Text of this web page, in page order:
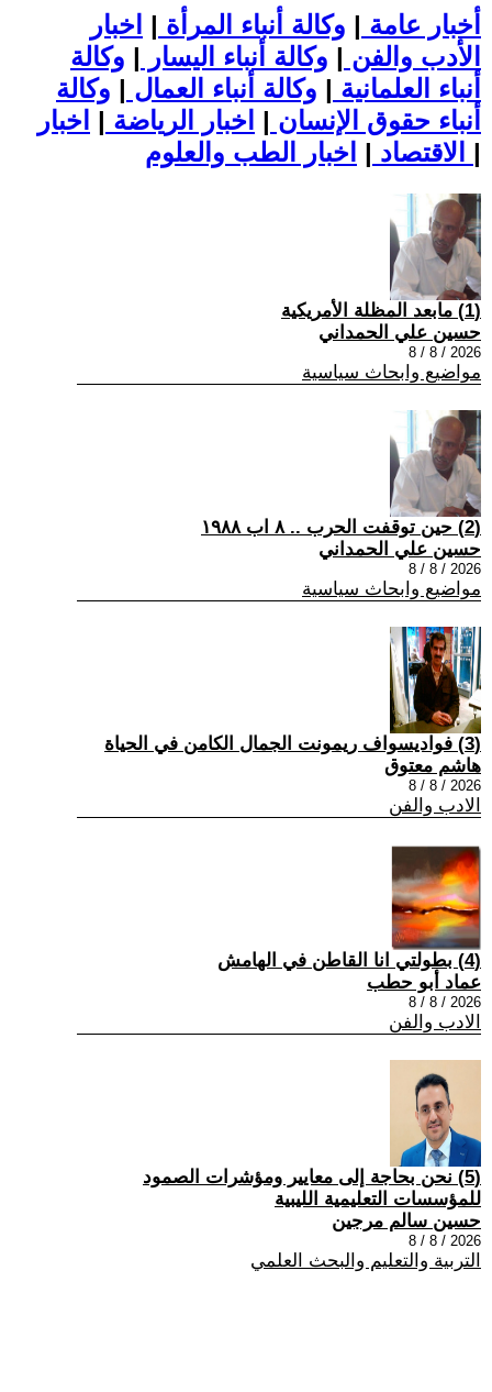
أخبار عامة | وكالة أنباء المرأة | اخبار
الأدب والفن | وكالة أنباء اليسار | وكالة
أنباء العلمانية | وكالة أنباء العمال | وكالة
أنباء حقوق الإنسان | اخبار الرياضة | اخبار
الاقتصاد | |
(1) مابعد المظلة الأمريكية
حسين علي الحمداني
2026 / 8 / 8
مواضيع وابحاث سياسية
(2) حين توقفت الحرب .. ٨ اب ١٩٨٨
حسين علي الحمداني
2026 / 8 / 8
مواضيع وابحاث سياسية
(3) فواديسواف ريمونت الجمال الكامن في الحياة
هاشم معتوق
2026 / 8 / 8
الادب والفن
(4) بطولتي انا القاطن في الهامش
عماد أبو حطب
2026 / 8 / 8
الادب والفن
(5) نحن بحاجة إلى معايير ومؤشرات الصمود
للمؤسسات التعليمية الليبية
حسين سالم مرجين
2026 / 8 / 8
التربية والتعليم والبحث العلمي